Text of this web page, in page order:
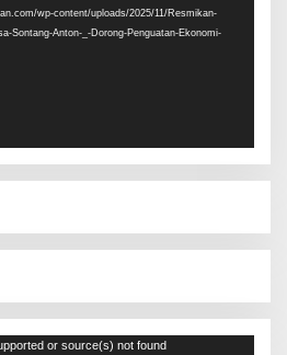
wp-content/uploads/2025/11/Resmikan-
Sontang-Anton-_-Dorong-Penguatan-Ekonomi-
or source(s) not found